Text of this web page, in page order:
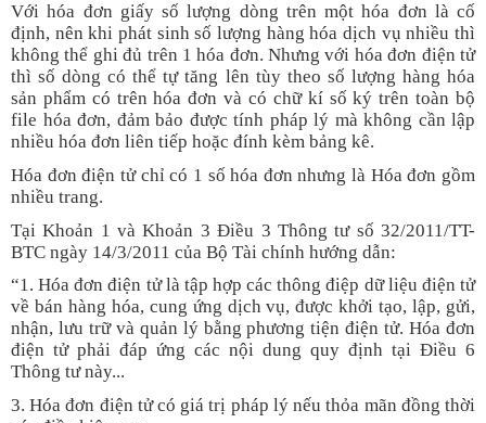
Với hóa đơn giấy số lượng dòng trên một hóa đơn là cố
định, nên khi phát sinh số lượng hàng hóa dịch vụ nhiều thì
không thể ghi đủ trên 1 hóa đơn. Nhưng với hóa đơn điện tử
thì số dòng có thể tự tăng lên tùy theo số lượng hàng hóa
sản phẩm có trên hóa đơn và có chữ kí số ký trên toàn bộ
file hóa đơn, đảm bảo được tính pháp lý mà không cần lập
nhiều hóa đơn liên tiếp hoặc đính kèm bảng kê.
Hóa đơn điện tử chỉ có 1 số hóa đơn nhưng là Hóa đơn gồm
nhiều trang.
Tại Khoản 1 và Khoản 3 Điều 3 Thông tư số 32/2011/TT-
BTC ngày 14/3/2011 của Bộ Tài chính hướng dẫn:
“1. Hóa đơn điện tử là tập hợp các thông điệp dữ liệu điện tử
về bán hàng hóa, cung ứng dịch vụ, được khởi tạo, lập, gửi,
nhận, lưu trữ và quản lý bằng phương tiện điện tử. Hóa đơn
điện tử phải đáp ứng các nội dung quy định tại Điều 6
Thông tư này...
3. Hóa đơn điện tử có giá trị pháp lý nếu thỏa mãn đồng thời